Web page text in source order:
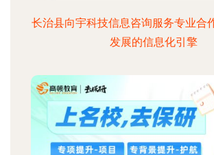
长治县向宇科技信息咨询服务专业合
发展的信息化引擎